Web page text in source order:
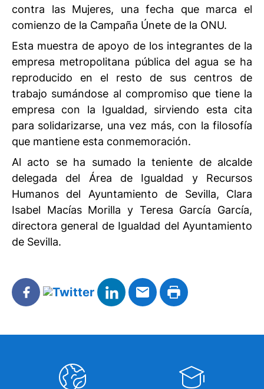
contra las Mujeres, una fecha que marca el
comienzo de la Campaña Únete de la ONU.
Esta muestra de apoyo de los integrantes de la
empresa metropolitana pública del agua se ha
reproducido en el resto de sus centros de
trabajo sumándose al compromiso que tiene la
empresa con la Igualdad, sirviendo esta cita
para solidarizarse, una vez más, con la filosofía
que mantiene esta conmemoración.
Al acto se ha sumado la teniente de alcalde
delegada del Área de Igualdad y Recursos
Humanos del Ayuntamiento de Sevilla, Clara
Isabel Macías Morilla y Teresa García García,
directora general de Igualdad del Ayuntamiento
de Sevilla.